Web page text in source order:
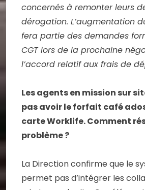
concernés à remonter leurs
dérogation. L’augmentation
fera partie des demandes
CGT lors de la prochaine
l’accord relatif aux frais de
Les agents en mission sur
pas avoir le forfait café
carte Worklife. Comment
problème ?
La Direction confirme que le
permet pas d’intégrer les